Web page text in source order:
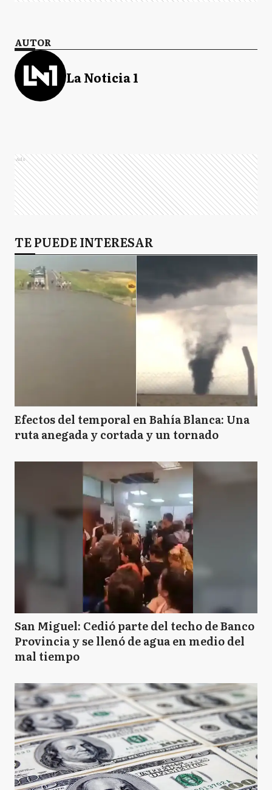
AUTOR
La Noticia 1
Ads
TE PUEDE INTERESAR
Efectos del temporal en Bahía Blanca: Una
ruta anegada y cortada y un tornado
San Miguel: Cedió parte del techo de Banco
Provincia y se llenó de agua en medio del
mal tiempo